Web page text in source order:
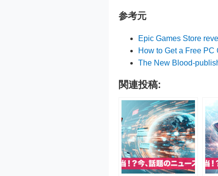
参考元
Epic Games Store
How to Get a Free
The New Blood-
関連投稿: